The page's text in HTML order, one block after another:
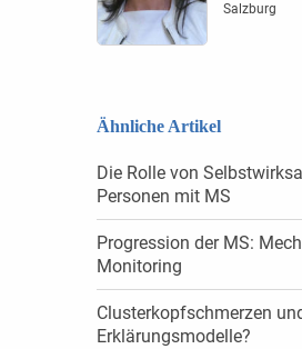
Salzburg
Ähnliche Artikel
Die Rolle von
Personen mit MS
Progression der MS:
Monitoring
Clusterkopfschmerzen
Erklärungsmodelle?